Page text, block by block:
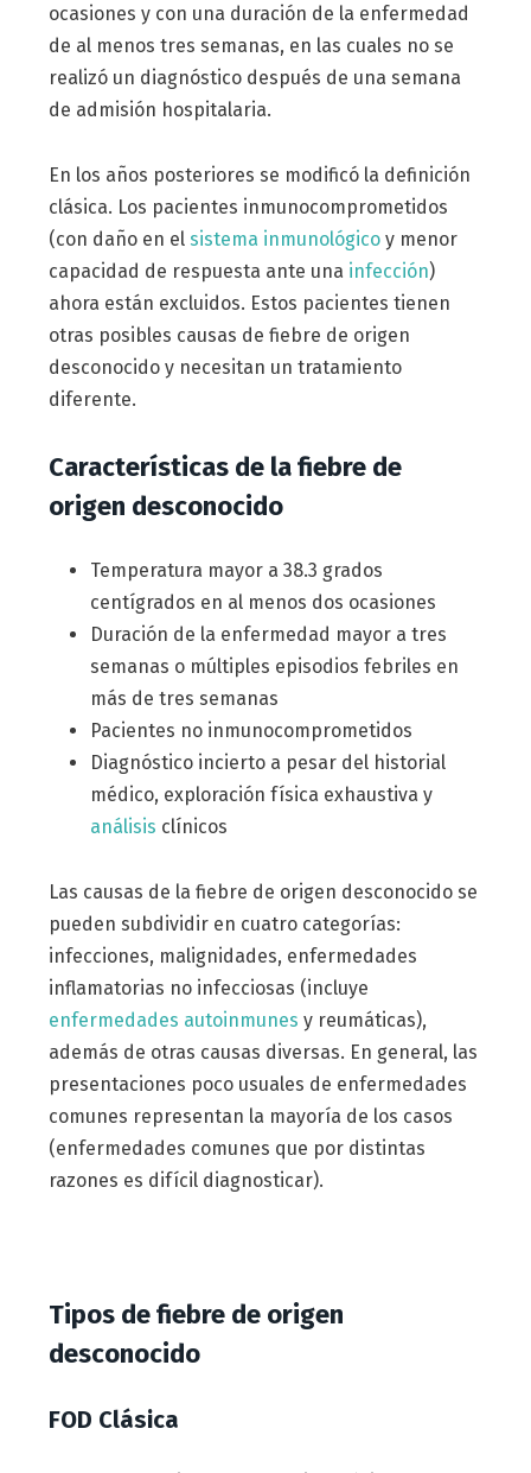
ocasiones y con una duración de la enfermedad
de al menos tres semanas, en las cuales no se
realizó un diagnóstico después de una semana
de admisión hospitalaria.
En los años posteriores se modificó la definición
clásica. Los pacientes inmunocomprometidos
(con daño en el sistema inmunológicoy menor
capacidad de respuesta ante una infección)
ahora están excluidos. Estos pacientes tienen
otras posibles causas de fiebre de origen
desconocido y necesitan un tratamiento
diferente.
Características de la fiebre de
origen desconocido
Temperatura mayor a 38.3 grados
centígrados en al menos dos ocasiones
Duración de la enfermedad mayor a tres
semanas o múltiples episodios febriles en
más de tres semanas
Pacientes no inmunocomprometidos
Diagnóstico incierto a pesar del historial
médico, exploración física exhaustiva y
análisis clínicos
Las causas de la fiebre de origen desconocido se
pueden subdividir en cuatro categorías:
infecciones, malignidades, enfermedades
inflamatorias no infecciosas (incluye
enfermedades autoinmunes y reumáticas),
además de otras causas diversas. En general, las
presentaciones poco usuales de enfermedades
comunes representan la mayoría de los casos
(enfermedades comunes que por distintas
razones es difícil diagnosticar).
Tipos de fiebre de origen
desconocido
FOD Clásica